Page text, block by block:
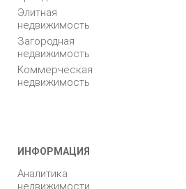
Элитная
недвижимость
Загородная
недвижимость
Коммерческая
недвижимость
ИНФОРМАЦИЯ
Аналитика
недвижимости